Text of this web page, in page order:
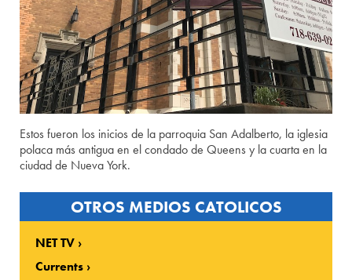
Estos fueron los inicios de la parroquia San Adalberto, la iglesia
polaca más antigua en el condado de Queens y la cuarta en la
ciudad de Nueva York.
OTROS MEDIOS CATOLICOS
NET TV
Currents